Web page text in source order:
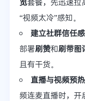
“视频太冷”感知。
建立社群信任感
部署刷赞和刷带图
且有干货。
直播与视频预热
频连麦直播时，开